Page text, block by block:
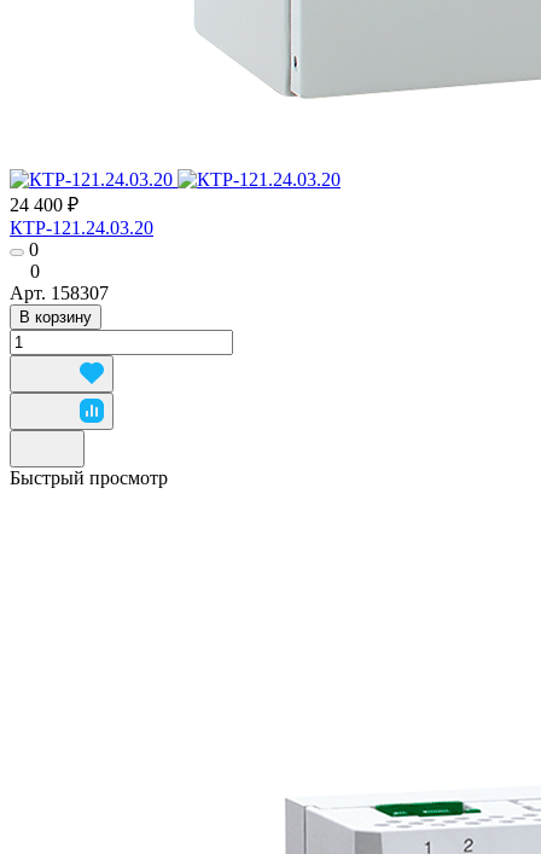
24 400 ₽
КТР-121.24.03.20
0
0
Арт. 158307
В корзину
Быстрый просмотр